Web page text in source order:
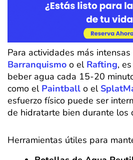
Para actividades más
Barranquismo o el Rafting,
beber agua cada 15-20
como el Paintball o el
esfuerzo físico puede ser
de hidratarte bien durante los
Herramientas útiles para